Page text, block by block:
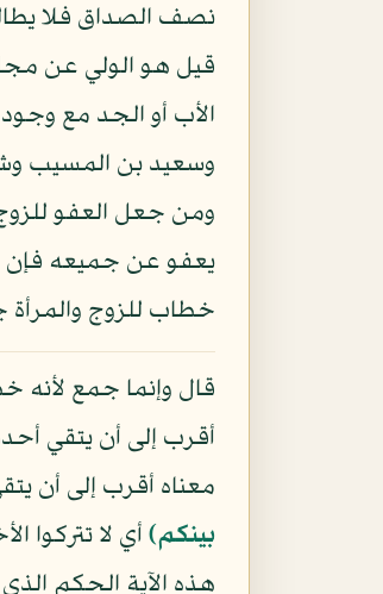
نصف الصداق فلا
قيل هو الولي عن
الأب أو الجد مع وجود
وسعيد بن المسيب
ومن جعل العفو
يعفو عن جميعه فإن
خطاب للزوج
قال وإنما جمع
أقرب إلى أن يتقي
معناه أقرب إلى أن
بينكم﴾أي لا تتركوا
هذه الآية الحكم